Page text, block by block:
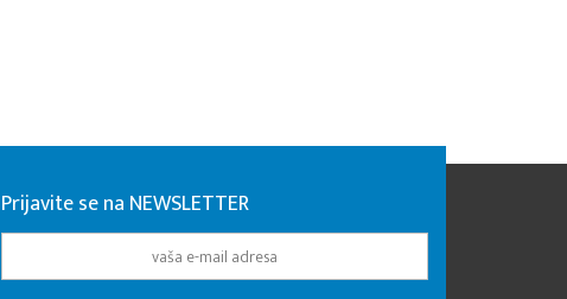
Prijavite se na NEWSLETTER